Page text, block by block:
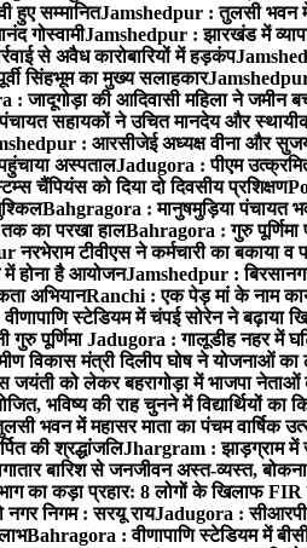
हुए सम्मानितJamshedpur : तुलसी भवन में
गोस्वामीJamshedpur : झारखंड में
से अवैध कारोबारियों में हड़कंप
सिंहभूम का मुख्य सलाहकार
: जादूगोड़ा की आदिवासी महिला ने जमीन
सहायकों ने उचित मानदेय और
: आरसीजेई अध्यक्ष वीना और सुजय
अस्पतालJadugora : पीएम
चैंपियंस को दिया दो दिवसीय प्रशिक्षण
Bahgragora : मानुषमुड़िया पंचायत
का परखा हालBahragora : गुरु पूर्णिमा
नरभेराम टीवीएस ने कर्मचारी का
में होना है आयोजनJamshedpur : बिरसानगर
अभियानRanchi : एक पेड़ मां के नाम
स्टेडियम में चंपई सोरेन ने बढ़ाया
पूर्णिमाJadugora : गालूडीह नहर में
विकास मंत्री दिलीप घोष ने योजनाओं
को लेकर बहरागोड़ा में भाजपा
की राह चुनने में विद्यार्थियों का
भवन में महासर माता का पंचम वार्षिक
की श्रद्धांजलिJhargram : झाड़ग्राम में
बारिश से जनजीवन अस्त-व्यस्त, बोकना
का कड़ा प्रहार: 8 लोगों के खिलाफ FIR
नगर निगम : सरयू रायJadugora :
Bahragora : वीणापाणि स्टेडियम में